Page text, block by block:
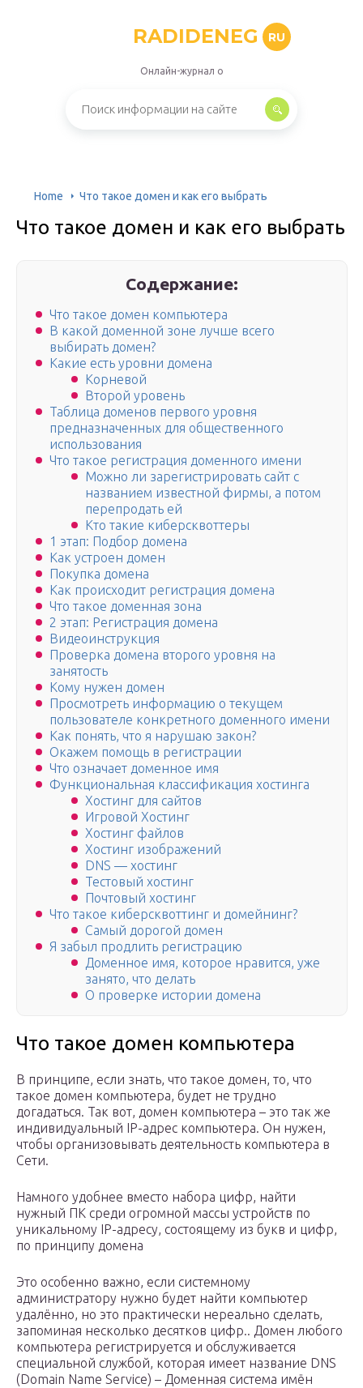
RADIDENEG RU
Онлайн-журнал о
Home Что такое домен и как его выбрать
Что такое домен и как его выбрать
Содержание:
Что такое домен компьютера
В какой доменной зоне лучше всего
выбирать домен?
Какие есть уровни домена
Корневой
Второй уровень
Таблица доменов первого уровня
предназначенных для общественного
использования
Что такое регистрация доменного имени
Можно ли зарегистрировать сайт с
названием известной фирмы, а потом
перепродать ей
Кто такие киберсквоттеры
1 этап: Подбор домена
Как устроен домен
Покупка домена
Как происходит регистрация домена
Что такое доменная зона
2 этап: Регистрация домена
Видеоинструкция
Проверка домена второго уровня на
занятость
Кому нужен домен
Просмотреть информацию о текущем
пользователе конкретного доменного имени
Как понять, что я нарушаю закон?
Окажем помощь в регистрации
Что означает доменное имя
Функциональная классификация хостинга
Хостинг для сайтов
Игровой Хостинг
Хостинг файлов
Хостинг изображений
DNS — хостинг
Тестовый хостинг
Почтовый хостинг
Что такое киберсквоттинг и домейнинг?
Самый дорогой домен
Я забыл продлить регистрацию
Доменное имя, которое нравится, уже
занято, что делать
О проверке истории домена
Что такое домен компьютера
В принципе, если знать, что такое домен, то, что
такое домен компьютера, будет не трудно
догадаться. Так вот, домен компьютера – это так же
индивидуальный IP-адрес компьютера. Он нужен,
чтобы организовывать деятельность компьютера в
Сети.
Намного удобнее вместо набора цифр, найти
нужный ПК среди огромной массы устройств по
уникальному IP-адресу, состоящему из букв и цифр,
по принципу домена
Это особенно важно, если системному
администратору нужно будет найти компьютер
удалённо, но это практически нереально сделать,
запоминая несколько десятков цифр.. Домен любого
компьютера регистрируется и обслуживается
специальной службой, которая имеет название DNS
(Domain Name Service) – Доменная система имён